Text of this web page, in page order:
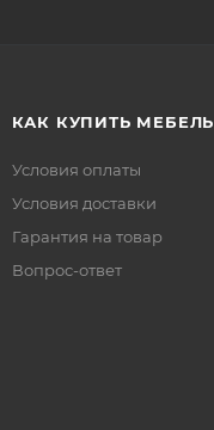
КАК КУПИТЬ МЕБЕЛЬ
Условия оплаты
Условия доставки
Гарантия на товар
Вопрос-ответ